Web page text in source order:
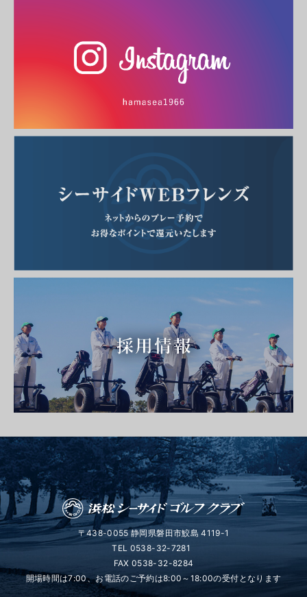
〒438-0055 静岡県磐田市鮫島 4119-1
TEL 0538-32-7281
FAX 0538-32-8284
開場時間は7:00、お電話のご予約は8:00～18:00の受付となります